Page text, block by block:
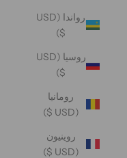
رواندا (USD
$)
روسيا (USD
$)
رومانيا
(USD $)
روينيون
(USD $)